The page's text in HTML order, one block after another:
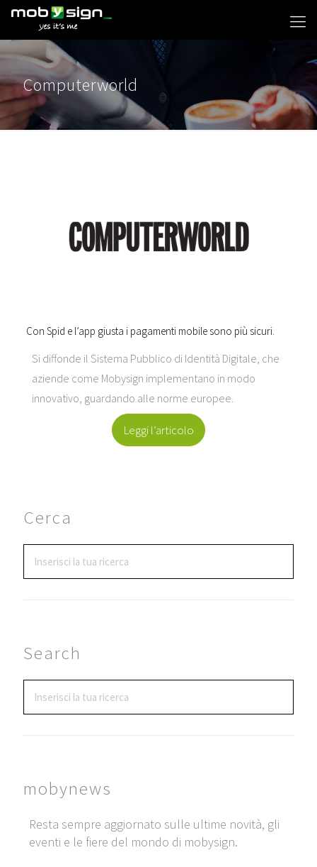
Computerworld
Con Spid e l’app giusta i pagamenti mobile sono più sicuri.
Si diffonde il Sistema Pubblico di Identità Digitale, che
aziende come Mobysign implementano in modo
innovativo, guardando alle norme europee.
Leggi l’articolo
Cerca
Search
mobynews
Resta sempre aggiornato sulle ultime novità, gli
eventi e le fiere del mondo di mobysign.